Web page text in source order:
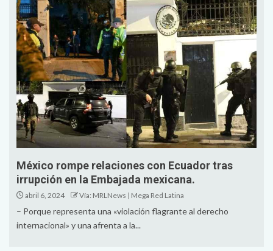
México rompe relaciones con Ecuador tras
irrupción en la Embajada mexicana.
abril 6, 2024 Vía: MRLNews | Mega Red Latina
– Porque representa una «violación flagrante al derecho
internacional» y una afrenta a la...